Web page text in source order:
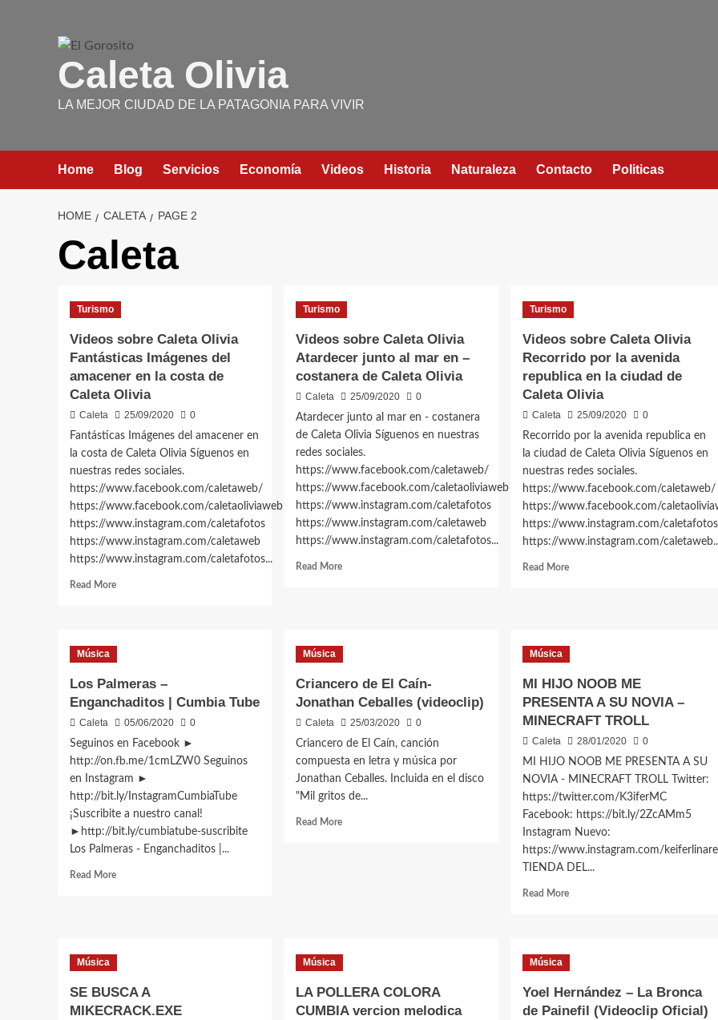
Caleta Olivia
LA MEJOR CIUDAD DE LA PATAGONIA PARA VIVIR
Home Blog Servicios Economía Videos Historia Naturaleza Contacto Politicas
HOME CALETA PAGE 2
Caleta
Turismo
Videos sobre Caleta Olivia
Fantásticas Imágenes del
amacener en la costa de
Caleta Olivia
Caleta 25/09/2020
0
Fantásticas Imágenes del amacener en
la costa de Caleta Olivia Síguenos en
nuestras redes sociales.
https://www.facebook.com/caletaweb/
https://www.facebook.com/caletaoliviaweb
https://www.instagram.com/caletafotos
https://www.instagram.com/caletaweb
https://www.instagram.com/caletafotos...
Read MoreRead
sobre
Fantásticas
Imágenes
del
la
costa
de
Caleta
Olivia
Turismo
Videos sobre Caleta Olivia
Atardecer junto al mar en –
costanera de Caleta Olivia
Caleta 25/09/2020
0
Atardecer junto al mar en - costanera
de Caleta Olivia Síguenos en nuestras
redes sociales.
https://www.facebook.com/caletaweb/
https://www.facebook.com/caletaoliviaweb
https://www.instagram.com/caletafotos
https://www.instagram.com/caletaweb
https://www.instagram.com/caletafotos...
Read MoreRead
junto
al
mar
–
costanera
de
Caleta
Turismo
Videos sobre Caleta Olivia
Recorrido por la avenida
republica en la ciudad de
Caleta Olivia
Caleta 25/09/2020
0
Recorrido por la avenida republica en
la ciudad de Caleta Olivia Síguenos en
nuestras redes sociales.
https://www.facebook.com/caletaweb/
https://www.facebook.com/
https://www.instagram.com/caletafotos
https://www.instagram.com/
Read MoreRead
por
la
avenida
la
ciudad
de
Caleta
Música
Los Palmeras –
Enganchaditos | Cumbia Tube
Caleta 05/06/2020
0
Seguinos en Facebook ►
http://on.fb.me/1cmLZW0 Seguinos
en Instagram ►
http://bit.ly/InstagramCumbiaTube
¡Suscribite a nuestro canal!
►http://bit.ly/cumbiatube-suscribite
Los Palmeras - Enganchaditos |...
Read MoreRead
Cumbia
Tube
Música
Criancero de El Caín-
Jonathan Ceballes (videoclip)
Caleta 25/03/2020
0
Criancero de El Caín, canción
compuesta en letra y música por
Jonathan Ceballes. Incluida en el disco
"Mil gritos de...
Read MoreRead
(videoclip)
Música
MI HIJO NOOB ME
PRESENTA A SU NOVIA –
MINECRAFT TROLL
Caleta 28/01/2020
0
MI HIJO NOOB ME PRESENTA A SU
NOVIA - MINECRAFT TROLL Twitter:
https://twitter.com/K3iferMC
Facebook: https://bit.ly/2ZcAMm5
Instagram Nuevo:
https://www.instagram.com/
TIENDA DEL...
Read MoreRead
HIJO
PRESENTA
A
Música
SE BUSCA A
MIKECRACK.EXE
Música
LA POLLERA COLORA
CUMBIA vercion melodica
Música
Yoel Hernández – La Bronca
de Painefil (Videoclip Oficial)